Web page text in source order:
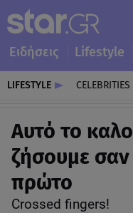
Ειδήσεις Lifestyle
LIFESTYLE CELEBRITIES
Aυτό το
ζήσουμε
πρώτο
Crossed fingers!